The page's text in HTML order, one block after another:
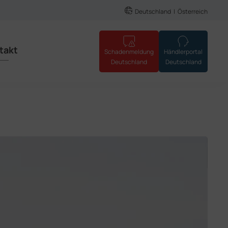
Deutschland Österreich
Händlerportal
Deutschland
Schadenmeldung
Deutschland